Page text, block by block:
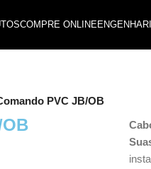
COMPRE ONLINE
PVC JB/OB